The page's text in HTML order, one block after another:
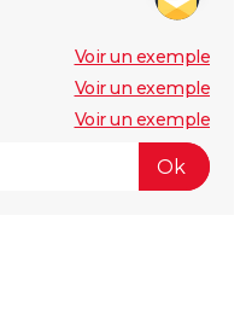
Voir un exemple
Voir un exemple
Voir un exemple